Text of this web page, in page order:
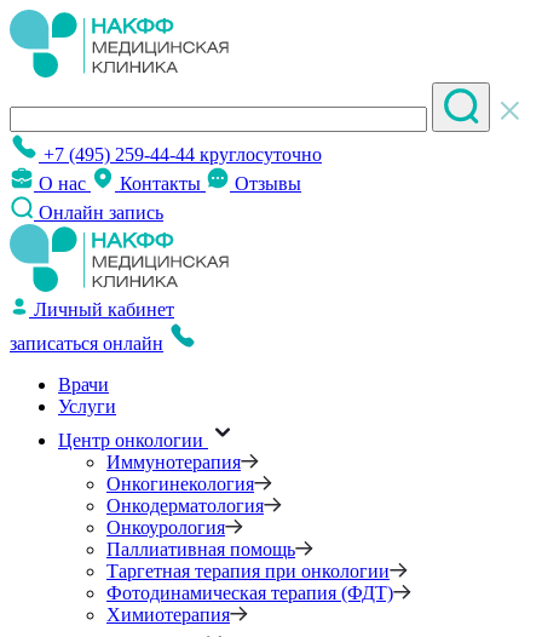
+7 (495) 259-44-44 круглосуточно
О нас
Контакты
Отзывы
Онлайн запись
Личный кабинет
записаться онлайн
Врачи
Услуги
Центр онкологии
Иммунотерапия
Онкогинекология
Онкодерматология
Онкоурология
Паллиативная помощь
Таргетная терапия при онкологии
Фотодинамическая терапия (ФДТ)
Химиотерапия